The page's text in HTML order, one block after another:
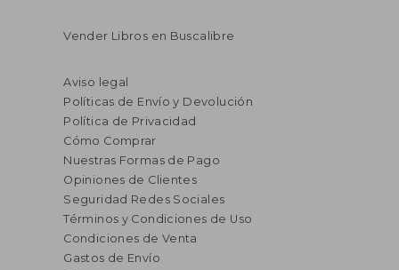
Vender Libros en Buscalibre
Aviso legal
Políticas de Envío y Devolución
Política de Privacidad
Cómo Comprar
Nuestras Formas de Pago
Opiniones de Clientes
Seguridad Redes Sociales
Términos y Condiciones de Uso
Condiciones de Venta
Gastos de Envío